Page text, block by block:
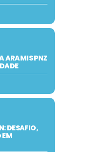
ARAMIS PNZ
DESAFIO,
EM